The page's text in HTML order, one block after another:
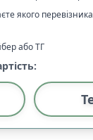
якого
або ТГ